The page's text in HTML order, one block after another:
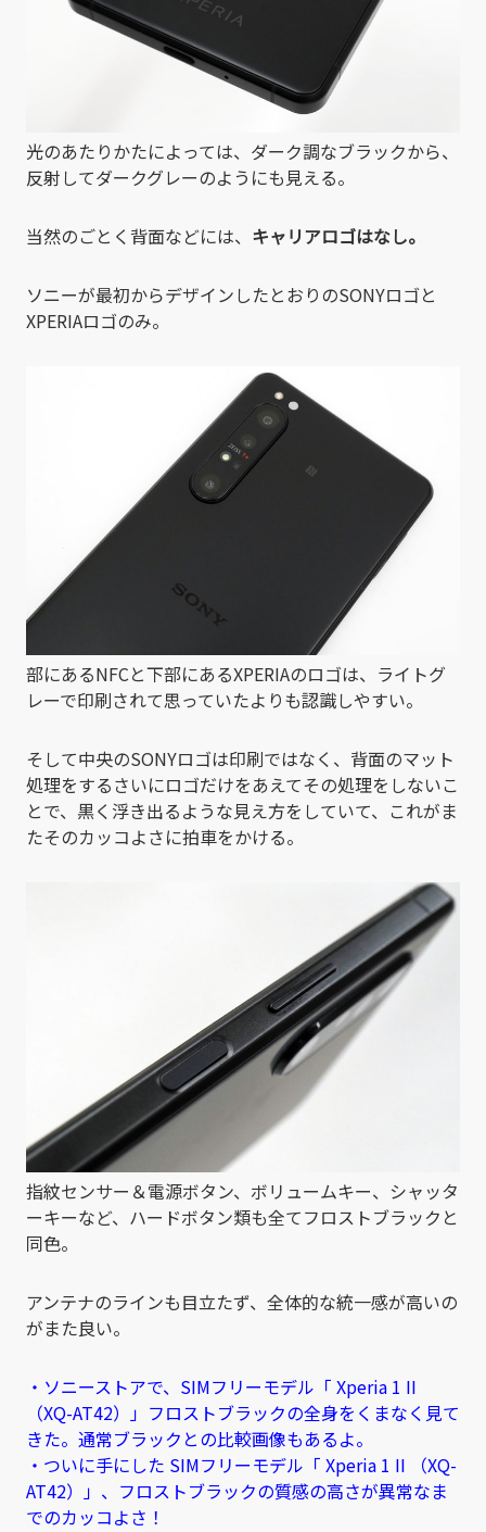
光のあたりかたによっては、ダーク調なブラックから、
反射してダークグレーのようにも見える。
当然のごとく背面などには、 キャリアロゴはなし。
ソニーが最初からデザインしたとおりのSONYロゴと
XPERIAロゴのみ。
部にあるNFCと下部にあるXPERIAのロゴは、ライトグ
レーで印刷されて思っていたよりも認識しやすい。
そして中央のSONYロゴは印刷ではなく、背面のマット
処理をするさいにロゴだけをあえてその処理をしないこ
とで、黒く浮き出るような見え方をしていて、これがま
たそのカッコよさに拍車をかける。
指紋センサー＆電源ボタン、ボリュームキー、シャッタ
ーキーなど、ハードボタン類も全てフロストブラックと
同色。
アンテナのラインも目立たず、全体的な統一感が高いの
がまた良い。
・ソニーストアで、SIMフリーモデル「 Xperia 1 II
（XQ-AT42）」フロストブラックの全身をくまなく見て
きた。通常ブラックとの比較画像もあるよ。
・ついに手にした SIMフリーモデル「 Xperia 1 II （XQ-
AT42）」、フロストブラックの質感の高さが異常なま
でのカッコよさ！